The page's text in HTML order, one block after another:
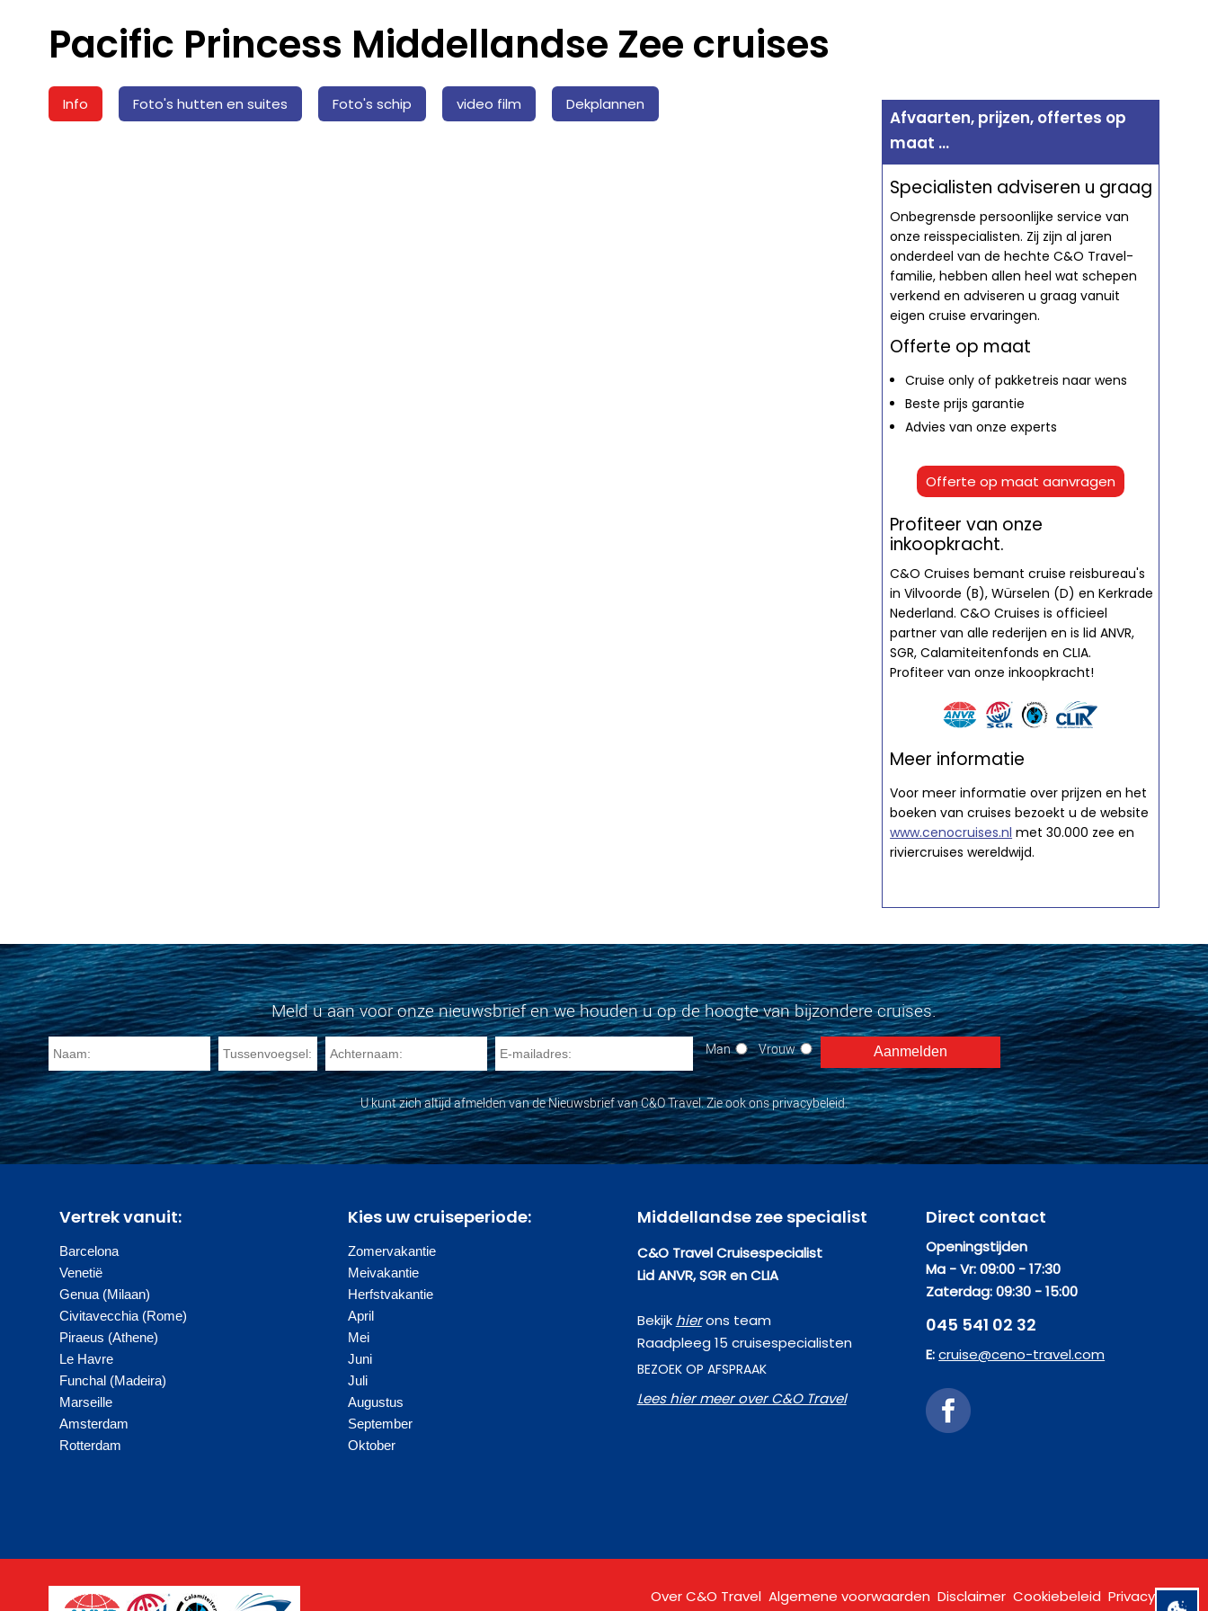
Pacific Princess Middellandse Zee cruises
Info Foto's hutten en suites Foto's schip video film Dekplannen
Afvaarten, prijzen, offertes op
maat ...
Specialisten adviseren u graag
Onbegrensde persoonlijke service van
onze reisspecialisten. Zij zijn al jaren
onderdeel van de hechte C&O Travel-
familie, hebben allen heel wat schepen
verkend en adviseren u graag vanuit
eigen cruise ervaringen.
Offerte op maat
Cruise only of pakketreis naar wens
Beste prijs garantie
Advies van onze experts
Offerte op maat aanvragen
Profiteer van onze
inkoopkracht.
C&O Cruises bemant cruise reisbureau's
in Vilvoorde (B), Würselen (D) en Kerkrade
Nederland. C&O Cruises is officieel
partner van alle rederijen en is lid ANVR,
SGR, Calamiteitenfonds en CLIA.
Profiteer van onze inkoopkracht!
Meer informatie
Voor meer informatie over prijzen en het
boeken van cruises bezoekt u de website
www.cenocruises.nl met 30.000 zee en
riviercruises wereldwijd.
Meld u aan voor onze nieuwsbrief en we houden u op de hoogte van bijzondere cruises.
Man Vrouw
U kunt zich altijd afmelden van de Nieuwsbrief van C&O Travel. Zie ook ons privacybeleid.
Vertrek vanuit:
Barcelona
Venetië
Genua (Milaan)
Civitavecchia (Rome)
Piraeus (Athene)
Le Havre
Funchal (Madeira)
Marseille
Amsterdam
Rotterdam
Kies uw cruiseperiode:
Zomervakantie
Meivakantie
Herfstvakantie
April
Mei
Juni
Juli
Augustus
September
Oktober
Middellandse zee specialist
C&O Travel Cruisespecialist
Lid ANVR, SGR en CLIA
Bekijk hierons team
Raadpleeg 15 cruisespecialisten
BEZOEK OP AFSPRAAK
Lees hier meer over C&O Travel
Direct contact
Openingstijden
Ma - Vr: 09:00 - 17:30
Zaterdag: 09:30 - 15:00
045 541 02 32
E:cruise@ceno-travel.com
Over C&O Travel Algemene voorwaarden Disclaimer Cookiebeleid Privacy